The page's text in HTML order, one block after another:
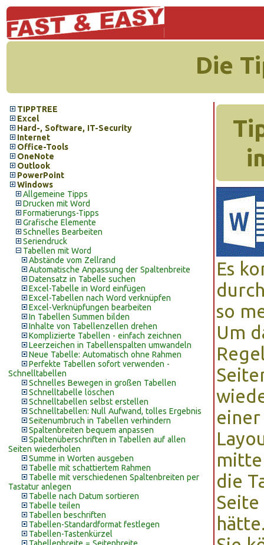
Die
TIPPTREE
Excel
Hard-, Software, IT-Security
Internet
Office-Tools
OneNote
Outlook
PowerPoint
Windows
Allgemeine Tipps
Drucken mit Word
Formatierungs-Tipps
Grafische Elemente
Schnelles Bearbeiten
Seriendruck
Tabellen mit Word
Abstände vom Zellrand
Automatische Anpassung der Spaltenbreite
Datensatz in Tabelle suchen
Excel-Tabelle in Word einfügen
Excel-Tabellen nach Word verknüpfen
Excel-Verknüpfungen bearbeiten
In Tabellen Summen bilden
Inhalte von Tabellenzellen drehen
Komplizierte Tabellen - einfach zeichnen
Leerzeichen in Tabellenspalten umwandeln
Neue Tabelle: Automatisch ohne Rahmen
Perfekte Tabellen sofort verwenden -
Schnelltabellen
Schnelles Bewegen in großen Tabellen
Schnelltabelle löschen
Schnelltabellen selbst erstellen
Schnelltabellen: Null Aufwand, tolles Ergebnis
Seitenumbruch in Tabellen verhindern
Spaltenbreiten bequem anpassen
Spaltenüberschriften in Tabellen auf allen
Seiten wiederholen
Summe in Worten ausgeben
Tabelle mit schattiertem Rahmen
Tabelle mit verschiedenen Spaltenbreiten per
Tastatur anlegen
Tabelle nach Datum sortieren
Tabelle teilen
Tabellen beschriften
Tabellen-Standardformat festlegen
Tabellen-Tastenkürzel
Es
so
Um
die